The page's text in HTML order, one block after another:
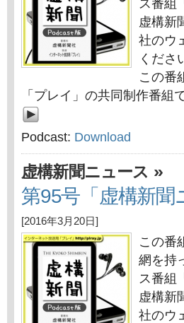
ス番組
虚構新
社のウ
くださ
この番
「プレイ」の共同制作番組
Podcast: Download
虚構新聞ニュース »
第95号「虚構新聞
[2016年3月20日]
この番
網を持
ス番組
虚構新
社のウ